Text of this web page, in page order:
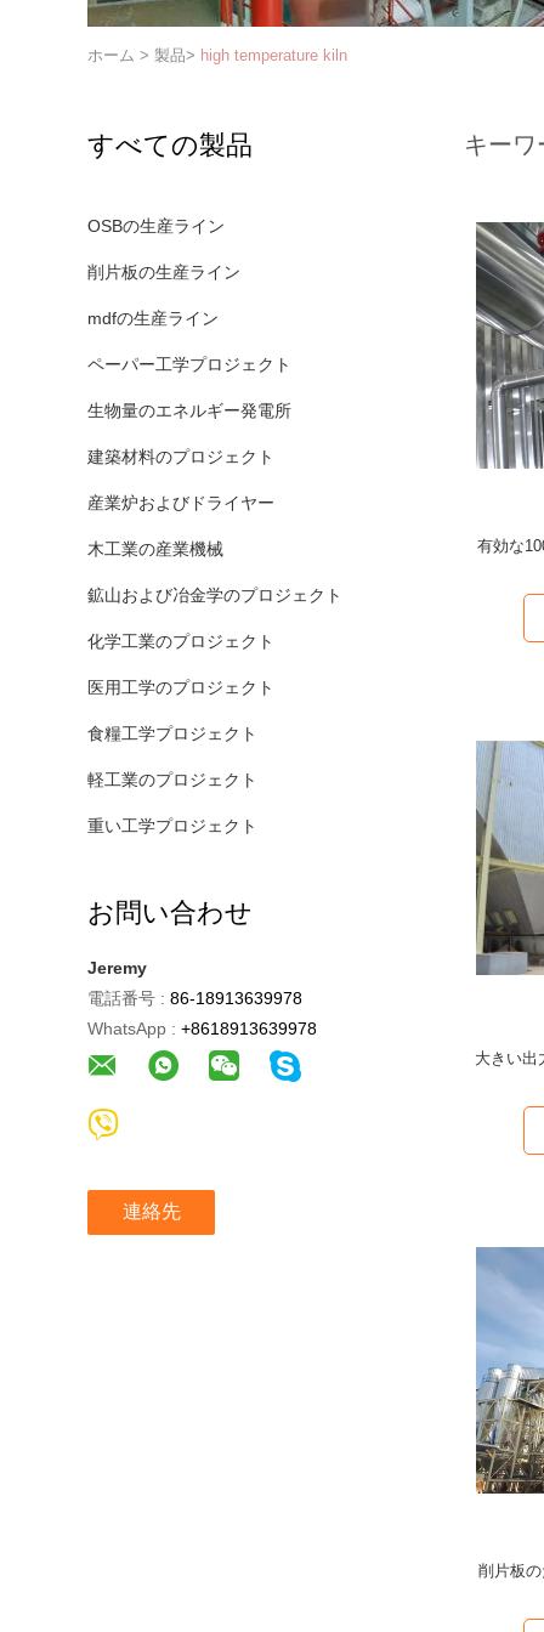
ホーム > 製品> high temperature kiln
すべての製品
OSBの生産ライン
削片板の生産ライン
mdfの生産ライン
ペーパー工学プロジェクト
生物量のエネルギー発電所
建築材料のプロジェクト
産業炉およびドライヤー
木工業の産業機械
鉱山および冶金学のプロジェクト
化学工業のプロジェクト
医用工学のプロジェクト
食糧工学プロジェクト
軽工業のプロジェクト
重い工学プロジェクト
お問い合わせ
Jeremy
電話番号 : 86-18913639978
WhatsApp : +8618913639978
連絡先
キーワ
有効な
大きい出
削片板